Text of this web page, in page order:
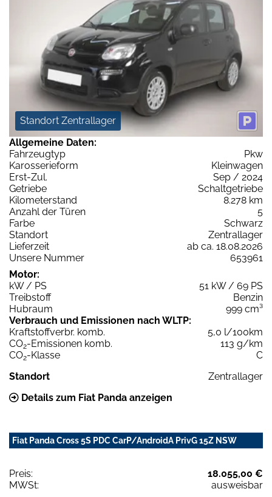
Standort Zentrallager
Allgemeine Daten:
Fahrzeugtyp
Pkw
Karosserieform
Kleinwagen
Erst-Zul.
Sep / 2024
Getriebe
Schaltgetriebe
Kilometerstand
8.278 km
Anzahl der Türen
5
Farbe
Schwarz
Standort
Zentrallager
Lieferzeit
ab ca. 18.08.2026
Unsere Nummer
653961
Motor:
kW / PS
51 kW / 69 PS
Treibstoff
Benzin
Hubraum
999 cm³
Verbrauch und Emissionen nach WLTP:
Kraftstoffverbr. komb.
5,0 l/100km
CO2-Emissionen komb.
113 g/km
CO2-Klasse
C
Standort
Zentrallager
Details zum Fiat Panda anzeigen
Fiat Panda Cross 5S PDC CarP/AndroidA PrivG 15Z NSW
Preis:
18.055,00 €
MWSt:
ausweisbar